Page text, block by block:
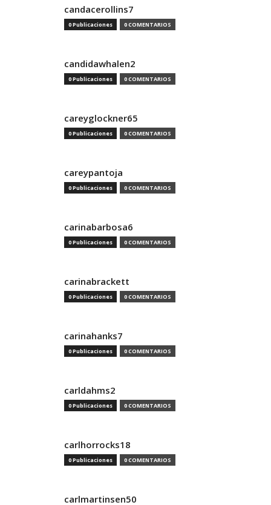
candacerollins7
0 Publicaciones 0 COMENTARIOS
candidawhalen2
0 Publicaciones 0 COMENTARIOS
careyglockner65
0 Publicaciones 0 COMENTARIOS
careypantoja
0 Publicaciones 0 COMENTARIOS
carinabarbosa6
0 Publicaciones 0 COMENTARIOS
carinabrackett
0 Publicaciones 0 COMENTARIOS
carinahanks7
0 Publicaciones 0 COMENTARIOS
carldahms2
0 Publicaciones 0 COMENTARIOS
carlhorrocks18
0 Publicaciones 0 COMENTARIOS
carlmartinsen50